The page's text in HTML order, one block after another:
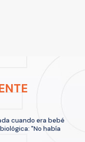
cuando era bebé
"No había